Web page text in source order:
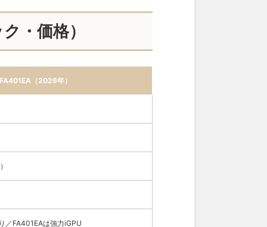
・価格）
（2026年）
／FA401EAは強力iGPU